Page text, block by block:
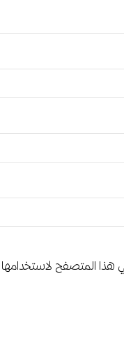
هذا المتصفح